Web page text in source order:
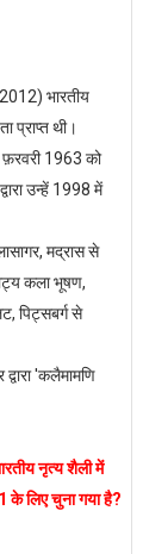
भारतीय
प्राप्त थी।
1963 को
उन्हें 1998 में
मद्रास से
कला भूषण,
पिट्सबर्ग से
'कलैमामणि
नृत्य शैली में
के लिए चुना गया है?